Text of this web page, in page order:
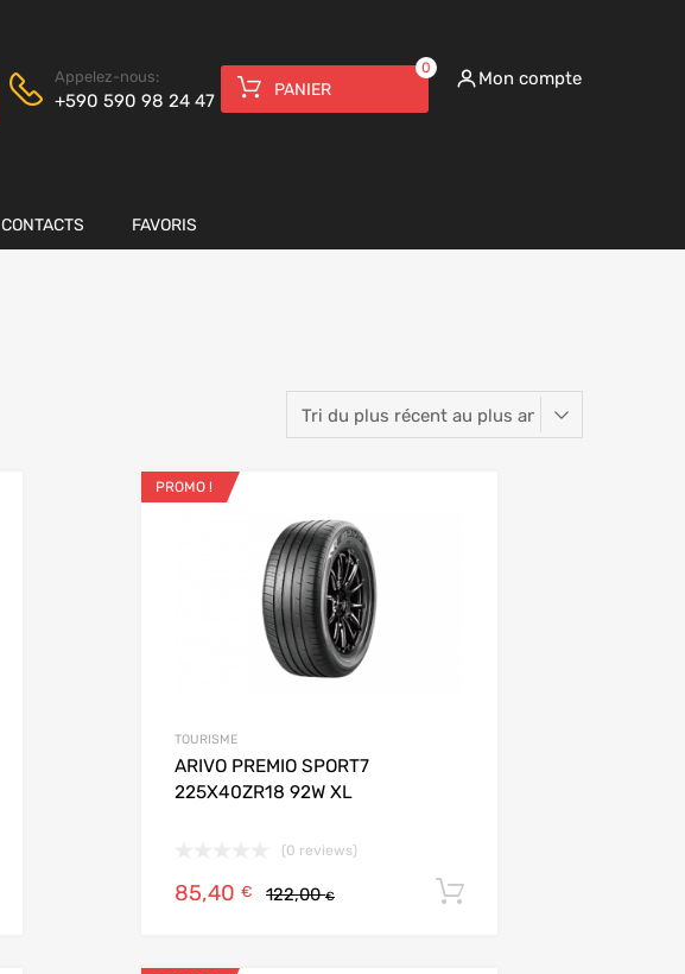
Appelez-nous:
+590 590 98 24 47
PANIER
0 Mon compte
CONTACTS FAVORIS
PROMO !
TOURISME
ARIVO PREMIO SPORT7
225X40ZR18 92W XL
(0 reviews)
122,00€
85,40 €